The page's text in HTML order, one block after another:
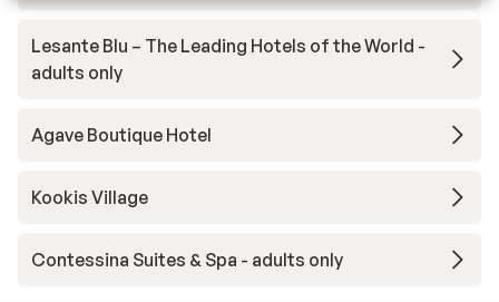
Lesante Blu – The Leading Hotels of the World -
adults only
Agave Boutique Hotel
Kookis Village
Contessina Suites & Spa - adults only